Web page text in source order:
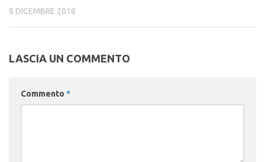
8 DICEMBRE 2018
LASCIA UN COMMENTO
Commento *